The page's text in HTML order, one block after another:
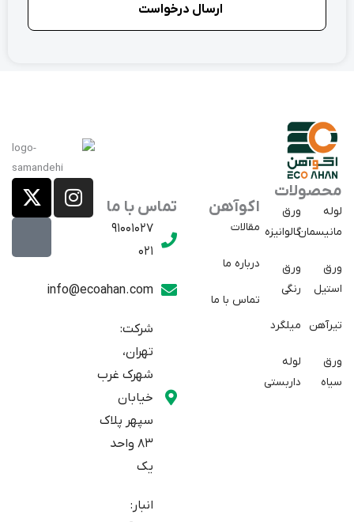
محصولات
لوله
مانیسمان
ورق
استیل
تیرآهن
ورق
سیاه
ورق
گالوانیزه
ورق
رنگی
میلگرد
لوله
داربستی
اکوآهن
مقالات
درباره ما
تماس با ما
تماس با ما
91001027
021
info@ecoahan.com
شرکت:
تهران،
شهرک غرب
خیابان
سپهر پلاک
83 واحد
یک
انبار:
I
n
s
g
X
-
t
i
E
a
p
r